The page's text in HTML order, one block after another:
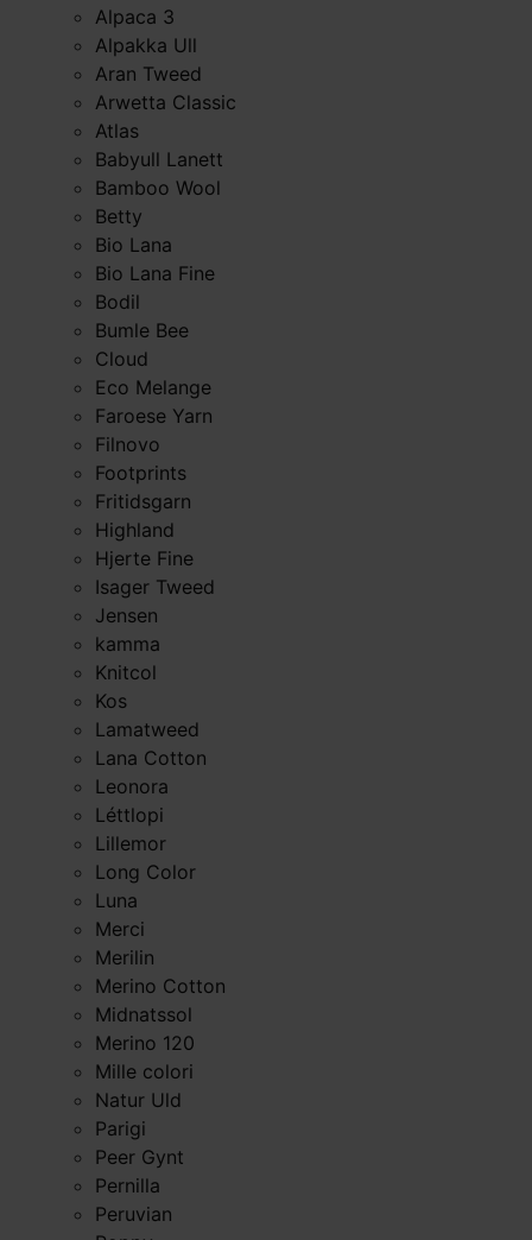
Alpaca 3
Alpakka Ull
Aran Tweed
Arwetta Classic
Atlas
Babyull Lanett
Bamboo Wool
Betty
Bio Lana
Bio Lana Fine
Bodil
Bumle Bee
Cloud
Eco Melange
Faroese Yarn
Filnovo
Footprints
Fritidsgarn
Highland
Hjerte Fine
Isager Tweed
Jensen
kamma
Knitcol
Kos
Lamatweed
Lana Cotton
Leonora
Léttlopi
Lillemor
Long Color
Luna
Merci
Merilin
Merino Cotton
Midnatssol
Merino 120
Mille colori
Natur Uld
Parigi
Peer Gynt
Pernilla
Peruvian